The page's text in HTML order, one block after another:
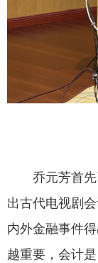
乔元芳首
出古代电视剧
内外金融事件
越重要，会计